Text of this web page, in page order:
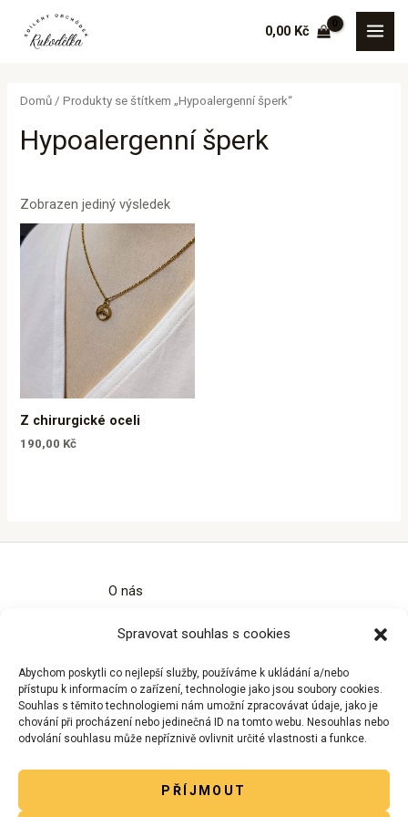
Spravovat souhlas s cookies
Abychom poskytli co nejlepší služby, používáme k ukládání a/nebo
přístupu k informacím o zařízení, technologie jako jsou soubory cookies.
Souhlas s těmito technologiemi nám umožní zpracovávat údaje, jako je
chování při procházení nebo jedinečná ID na tomto webu. Nesouhlas nebo
odvolání souhlasu může nepříznivě ovlivnit určité vlastnosti a funkce.
PŘÍJMOUT
Přeskočit
0,00 Kč
Domů / Produkty se štítkem „Hypoalergenní šperk“
Hypoalergenní šperk
Zobrazen jediný výsledek
Z chirurgické oceli
190,00 Kč
O nás
Obchodní podmínky
Zásady ochrany osobních údajů
Zásady cookies (EU)